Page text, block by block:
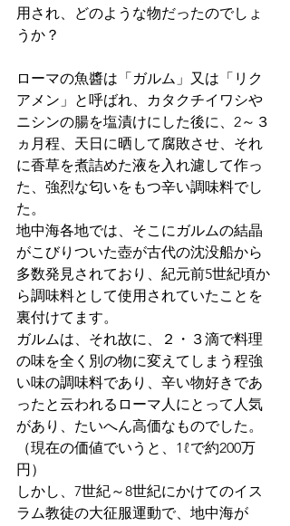
用され、どのような物だったのでしょ
うか？
ローマの魚醬は「ガルム」又は「リク
アメン」と呼ばれ、カタクチイワシや
ニシンの腸を塩漬けにした後に、2～３
ヵ月程、天日に晒して腐敗させ、それ
に香草を煮詰めた液を入れ濾して作っ
た、強烈な匂いをもつ辛い調味料でし
た。
地中海各地では、そこにガルムの結晶
がこびりついた壺が古代の沈没船から
多数発見されており、紀元前5世紀頃か
ら調味料として使用されていたことを
裏付けてます。
ガルムは、それ故に、２・３滴で料理
の味を全く別の物に変えてしまう程強
い味の調味料であり、辛い物好きであ
ったと云われるローマ人にとって人気
があり、たいへん高価なものでした。
（現在の価値でいうと、1ℓで約200万
円）
しかし、7世紀～8世紀にかけてのイス
ラム教徒の大征服運動で、地中海が